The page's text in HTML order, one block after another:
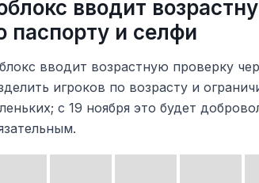
вводит
паспорту и селфи
вводит возрастную проверку
игроков по возрасту и
с 19 ноября это будет